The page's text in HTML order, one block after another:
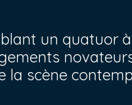
un quatuor
la scène